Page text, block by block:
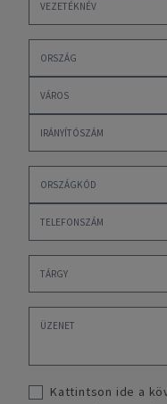
Kattintson ide a